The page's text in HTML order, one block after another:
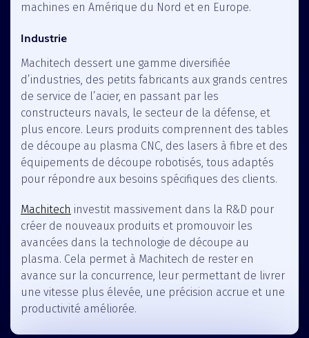
machines en Amérique du Nord et en Europe.
Industrie
Machitech dessert une gamme diversifiée
d’industries, des petits fabricants aux grands centres
de service de l’acier, en passant par les
constructeurs navals, le secteur de la défense, et
plus encore. Leurs produits comprennent des tables
de découpe au plasma CNC, des lasers à fibre et des
équipements de découpe robotisés, tous adaptés
pour répondre aux besoins spécifiques des clients.
Machitech investit massivement dans la R&D pour
créer de nouveaux produits et promouvoir les
avancées dans la technologie de découpe au
plasma. Cela permet à Machitech de rester en
avance sur la concurrence, leur permettant de livrer
une vitesse plus élevée, une précision accrue et une
productivité améliorée.